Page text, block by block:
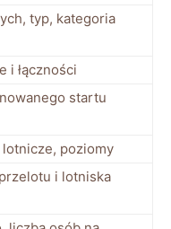
typ, kategoria
i łączności
startu
poziomy
i lotniska